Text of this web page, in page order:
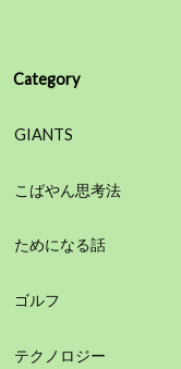
Category
GIANTS
こばやん思考法
ためになる話
ゴルフ
テクノロジー